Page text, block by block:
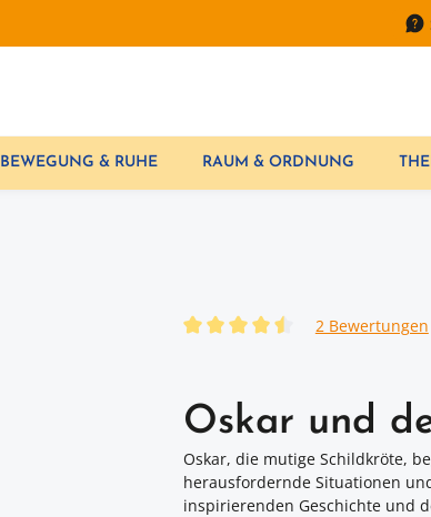
BEWEGUNG & RUHE RAUM & ORDNUNG
2 Bewertungen
Oskar und
Oskar, die mutige Schildkröte,
herausfordernde Situationen
inspirierenden Geschichte und